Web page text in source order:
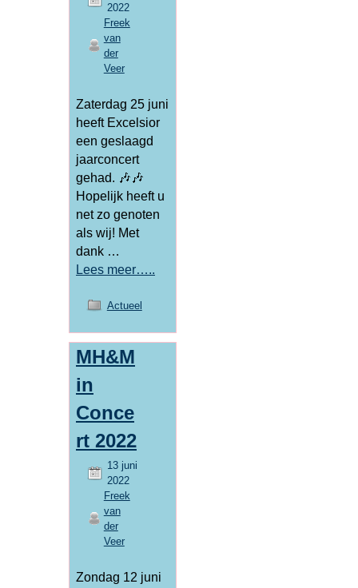
2022
Freek
van
der
Veer
Zaterdag 25 juni
heeft Excelsior
een geslaagd
jaarconcert
gehad. 🎶🎶
Hopelijk heeft u
net zo genoten
als wij! Met
dank …
Lees meer…..
Actueel
MH&M
in
Conce
rt 2022
13 juni
2022
Freek
van
der
Veer
Zondag 12 juni